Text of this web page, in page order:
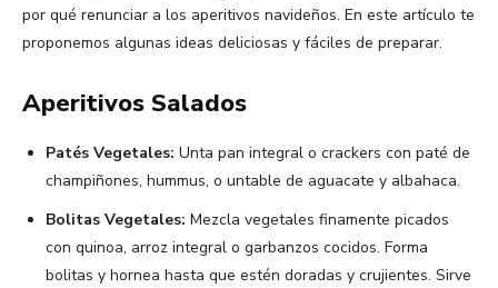
por qué renunciar a los aperitivos navideños. En este artículo te
proponemos algunas ideas deliciosas y fáciles de preparar.
Aperitivos Salados
Patés Vegetales: Unta pan integral o crackers con paté de
champiñones, hummus, o untable de aguacate y albahaca.
Bolitas Vegetales: Mezcla vegetales finamente picados
con quinoa, arroz integral o garbanzos cocidos. Forma
bolitas y hornea hasta que estén doradas y crujientes. Sirve